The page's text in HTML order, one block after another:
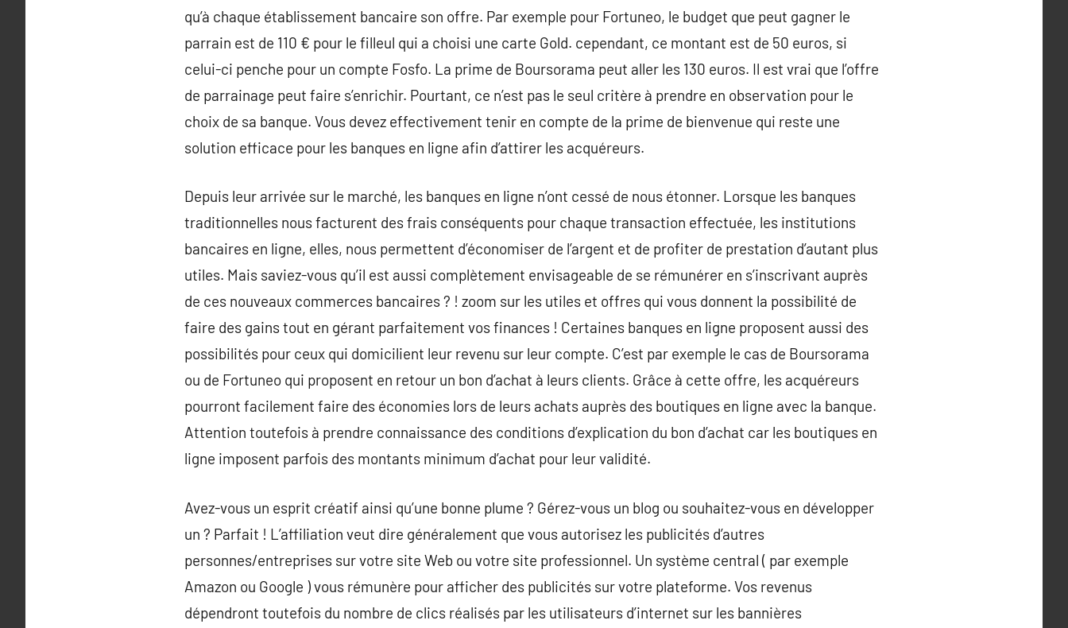
qu’à chaque établissement bancaire son offre. Par exemple pour Fortuneo, le budget que peut gagner le
parrain est de 110 € pour le filleul qui a choisi une carte Gold. cependant, ce montant est de 50 euros, si
celui-ci penche pour un compte Fosfo. La prime de Boursorama peut aller les 130 euros. Il est vrai que l’offre
de parrainage peut faire s’enrichir. Pourtant, ce n’est pas le seul critère à prendre en observation pour le
choix de sa banque. Vous devez effectivement tenir en compte de la prime de bienvenue qui reste une
solution efficace pour les banques en ligne afin d’attirer les acquéreurs.
Depuis leur arrivée sur le marché, les banques en ligne n’ont cessé de nous étonner. Lorsque les banques
traditionnelles nous facturent des frais conséquents pour chaque transaction effectuée, les institutions
bancaires en ligne, elles, nous permettent d’économiser de l’argent et de profiter de prestation d’autant plus
utiles. Mais saviez-vous qu’il est aussi complètement envisageable de se rémunérer en s’inscrivant auprès
de ces nouveaux commerces bancaires ? ! zoom sur les utiles et offres qui vous donnent la possibilité de
faire des gains tout en gérant parfaitement vos finances ! Certaines banques en ligne proposent aussi des
possibilités pour ceux qui domicilient leur revenu sur leur compte. C’est par exemple le cas de Boursorama
ou de Fortuneo qui proposent en retour un bon d’achat à leurs clients. Grâce à cette offre, les acquéreurs
pourront facilement faire des économies lors de leurs achats auprès des boutiques en ligne avec la banque.
Attention toutefois à prendre connaissance des conditions d’explication du bon d’achat car les boutiques en
ligne imposent parfois des montants minimum d’achat pour leur validité.
Avez-vous un esprit créatif ainsi qu’une bonne plume ? Gérez-vous un blog ou souhaitez-vous en développer
un ? Parfait ! L’affiliation veut dire généralement que vous autorisez les publicités d’autres
personnes/entreprises sur votre site Web ou votre site professionnel. Un système central ( par exemple
Amazon ou Google ) vous rémunère pour afficher des publicités sur votre plateforme. Vos revenus
dépendront toutefois du nombre de clics réalisés par les utilisateurs d’internet sur les bannières